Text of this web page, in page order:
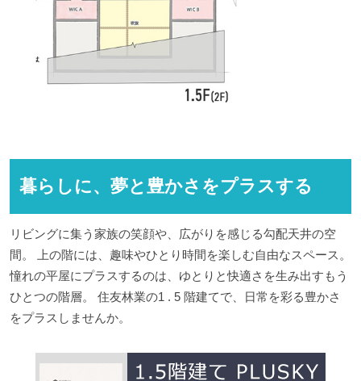
暮らしに、夢と豊かさをプラスする
リビングに集う家族の笑顔や、広がりを感じる勾配天井の空
間。 上の階には、趣味やひとり時間を楽しむ自由なスペース。
憧れの平屋にプラスするのは、ゆとりと快適さを生み出すもう
ひとつの階層。 住友林業の1 . 5 階建てで、日常を彩る豊かさ
をプラスしませんか。